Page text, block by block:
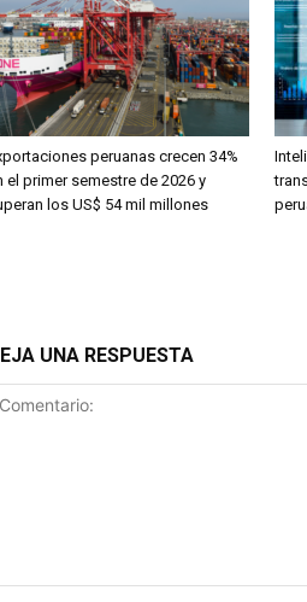
peruanas crecen 34%
el primer semestre de 2026 y
los US$ 54 mil millones
UNA RESPUESTA